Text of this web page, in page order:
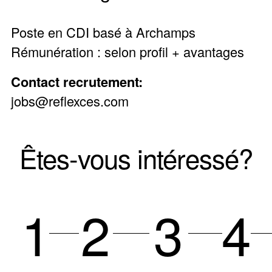
Poste en CDI basé à Archamps
Rémunération : selon profil + avantages
Contact recrutement:
jobs@reflexces.com
Êtes-vous intéressé?
1 2 3 4